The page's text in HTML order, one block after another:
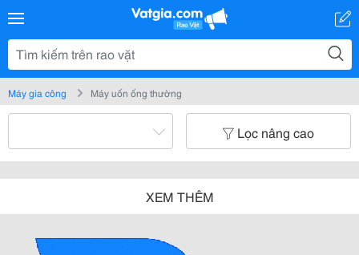
Máy gia công Máy uốn ống thường
Lọc nâng cao
XEM THÊM